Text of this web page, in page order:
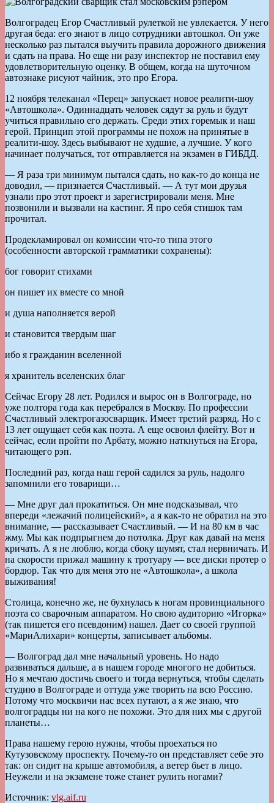
Волгоградец Егор Счастливый рулеткой не увлекается. У него
другая беда: его знают в лицо сотрудники автошкол. Он уже
несколько раз пытался выучить правила дорожного движения
и сдать на права. Но еще ни разу инспектор не поставил ему
удовлетворительную оценку. В общем, когда на шуточном
автознаке рисуют чайник, это про Егора.
12 ноября телеканал «Перец» запускает новое реалити-шоу
«Автошкола». Одиннадцать человек сядут за руль и будут
учиться правильно его держать. Среди этих горемык и наш
герой. Принцип этой программы не похож на принятые в
реалити-шоу. Здесь выбывают не худшие, а лучшие. У кого
начинает получаться, тот отправляется на экзамен в ГИБДД.
— Я раза три минимум пытался сдать, но как-то до конца не
доводил, — признается Счастливый. — А тут мои друзья
узнали про этот проект и зарегистрировали меня. Мне
позвонили и вызвали на кастинг. Я про себя стишок там
прочитал.
Продекламировал он комиссии что-то типа этого
(особенности авторской грамматики сохранены):
бог говорит стихами
он пишет их вместе со мной
и душа наполняется верой
и становится твердым шаг
ибо я гражданин вселенной
я хранитель вселенских благ
Сейчас Егору 28 лет. Родился и вырос он в Волгограде, но
уже полтора года как перебрался в Москву. По профессии
Счастливый электрогазосварщик. Имеет третий разряд. Но с
13 лет ощущает себя как поэта. А еще освоил флейту. Вот и
сейчас, если пройти по Арбату, можно наткнуться на Егора,
читающего рэп.
Последний раз, когда наш герой садился за руль, надолго
запомнили его товарищи…
— Мне друг дал прокатиться. Он мне подсказывал, что
впереди «лежачий полицейский», а я как-то не обратил на это
внимание, — рассказывает Счастливый. — И на 80 км в час
жму. Мы как подпрыгнем до потолка. Друг как давай на меня
кричать. А я не люблю, когда сбоку шумят, стал нервничать. И
на скорости прижал машину к тротуару — все диски протер о
бордюр. Так что для меня это не «Автошкола», а школа
выживания!
Столица, конечно же, не бухнулась к ногам провинциального
поэта со сварочным аппаратом. Но свою аудиторию «Игорка»
(так пишется его псевдоним) нашел. Дает со своей группой
«МариАлихари» концерты, записывает альбомы.
— Волгоград дал мне начальный уровень. Но надо
развиваться дальше, а в нашем городе многого не добиться.
Но я мечтаю достичь своего и тогда вернуться, чтобы сделать
студию в Волгограде и оттуда уже творить на всю Россию.
Потому что москвичи нас всех путают, а я же знаю, что
волгоградцы ни на кого не похожи. Это для них мы с другой
планеты…
Права нашему герою нужны, чтобы проехаться по
Кутузовскому проспекту. Почему-то он представляет себе это
так: он сидит на крыше автомобиля, а ветер бьет в лицо.
Неужели и на экзамене тоже станет рулить ногами?
Источник: vlg.aif.ru